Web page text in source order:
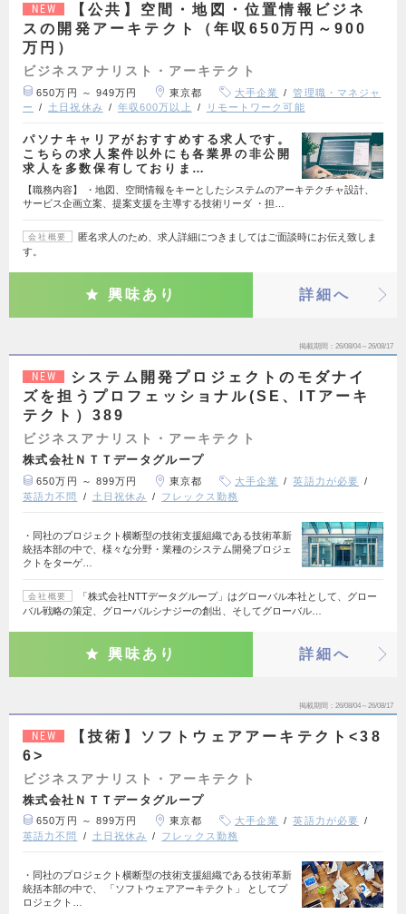
NEW
【公共】空間・地図・位置情報ビジネ
スの開発アーキテクト（年収650万円～900
万円）
ビジネスアナリスト・アーキテクト
650万円 ～ 949万円 東京都 大手企業
管理職・マネジャ
ー
土日祝休み 年収600万以上 リモートワーク可能
パソナキャリアがおすすめする求人です。
こちらの求人案件以外にも各業界の非公開
求人を多数保有しておりま…
【職務内容】 ・地図、空間情報をキーとしたシステムのアーキテクチャ設計、
サービス企画立案、提案支援を主導する技術リーダ ・担…
会社概要
匿名求人のため、求人詳細につきましてはご面談時にお伝え致しま
す。
興味あり 詳細へ
掲載期間 26/08/04～26/08/17
NEW
システム開発プロジェクトのモダナイ
ズを担うプロフェッショナル(SE、ITアーキ
テクト）389
ビジネスアナリスト・アーキテクト
株式会社ＮＴＴデータグループ
650万円 ～ 899万円 東京都 大手企業
英語力が必要
英語力不問
土日祝休み フレックス勤務
・同社のプロジェクト横断型の技術支援組織である技術革新
統括本部の中で、様々な分野・業種のシステム開発プロジェ
クトをターゲ…
会社概要
「株式会社NTTデータグループ」はグローバル本社として、グロー
バル戦略の策定、グローバルシナジーの創出、そしてグローバル…
興味あり 詳細へ
掲載期間 26/08/04～26/08/17
NEW
【技術】ソフトウェアアーキテクト<38
6>
ビジネスアナリスト・アーキテクト
株式会社ＮＴＴデータグループ
650万円 ～ 899万円 東京都 大手企業
英語力が必要
英語力不問
土日祝休み フレックス勤務
・同社のプロジェクト横断型の技術支援組織である技術革新
統括本部の中で、 「ソフトウェアアーキテクト」 としてプ
ロジェクト…